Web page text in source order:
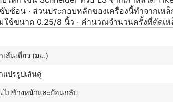
บซ้อน · ส่วนประกอบหลักของเครื่องนี้ทำจาก
ใช้ขนาด 0.25/8 นิ้ว · คำนวณจำนวนครั้งที่ตัดเ
ส้นเดี่ยว (มม.)
แปรรูปเส้นคู่
ไปข้างหน้าและย้อนกลับ